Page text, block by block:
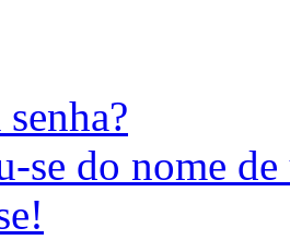
se do nome